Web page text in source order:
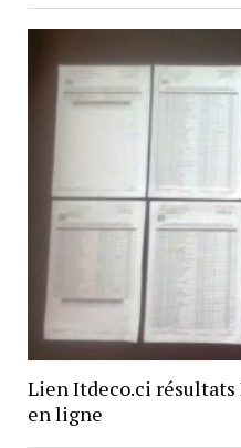
Lien Itdeco.ci résultats
en ligne